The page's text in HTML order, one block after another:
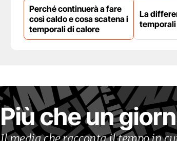
Perché continuerà a fare
così caldo e cosa scatena i
temporali di calore
La
Più che un